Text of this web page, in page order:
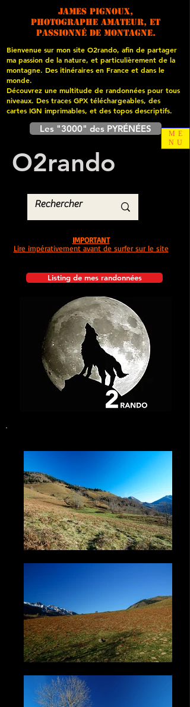
James PIGNOUX,
photographe amateur, et
passionné de montagne.
Bienvenue sur mon site O2rando, afin de partager
ma passion de la nature, et particulièrement de la
montagne. Des itinéraires en France et dans le
monde.
Découvrez une multitude de randonnées pour tous
niveaux. Des traces GPX téléchargeables, des
cartes IGN imprimables, et des topos descriptifs.
Les "3000" des PYRÉNÉES
O2rando
Listing de mes randonnées
IMPORTANT
Lire impérativement avant de surfer sur le site
ME
NU